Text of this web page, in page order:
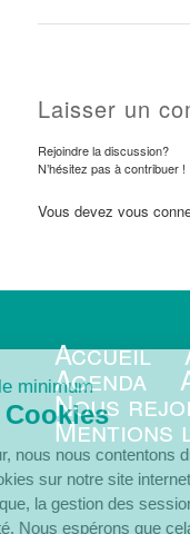
Laisser un
Rejoindre la discussion?
N’hésitez pas à contribuer !
Vous devez vous
Accueil
Agenda
Nous
Mentions
juste le minimum
Les Cookies
Bonjour, nous nous
les cookies sur notre site
statistique, la gestion des
sécurité. Nous espérons